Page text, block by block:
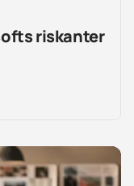
riskanter